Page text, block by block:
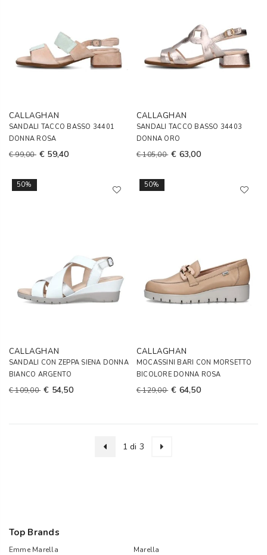
CALLAGHAN
SANDALI TACCO BASSO 34401
DONNA ROSA
€ 99,00 € 59,40
CALLAGHAN
SANDALI TACCO BASSO 34403
DONNA ORO
€ 105,00 € 63,00
50%
CALLAGHAN
SANDALI CON ZEPPA SIENA DONNA
BIANCO ARGENTO
€ 109,00 € 54,50
50%
CALLAGHAN
MOCASSINI BARI CON MORSETTO
BICOLORE DONNA ROSA
€ 129,00 € 64,50
1 di 3
Top Brands
Emme Marella
Marella